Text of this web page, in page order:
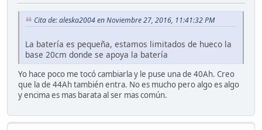
Cita de: aleska2004 en Noviembre 27, 2016, 11:41:32 PM
La batería es pequeña, estamos limitados de hueco la
base 20cm donde se apoya la batería
Yo hace poco me tocó cambiarla y le puse una de 40Ah. Creo
que la de 44Ah también entra. No es mucho pero algo es algo
y encima es mas barata al ser mas común.